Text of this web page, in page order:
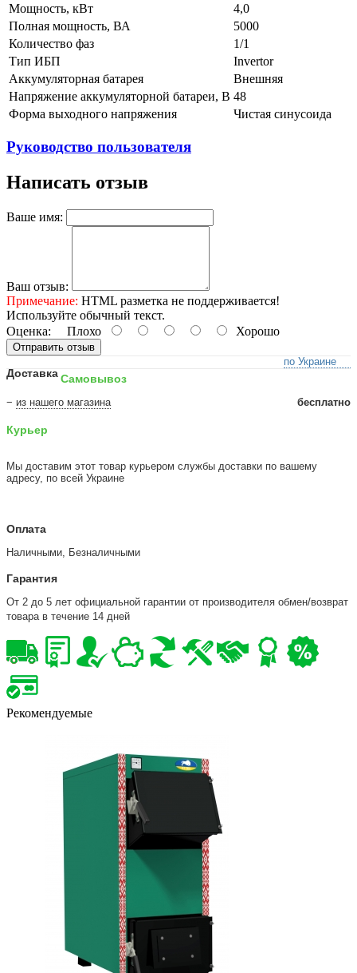
Мощность, кВт
4,0
Полная мощность, ВА
5000
Количество фаз
1/1
Тип ИБП
Invertor
Аккумуляторная батарея
Внешняя
Напряжение аккумуляторной батареи, В 48
Форма выходного напряжения
Чистая синусоида
Руководство пользователя
Написать отзыв
Ваше имя:
Ваш отзыв:
Примечание: HTML разметка не поддерживается!
Используйте обычный текст.
Оценка: Плохо Хорошо
Отправить отзыв
Доставка
по Украине
Самовывоз
− из нашего магазина бесплатно
Курьер
Мы доставим этот товар курьером службы доставки по вашему
адресу, по всей Украине
Оплата
Наличными, Безналичными
Гарантия
От 2 до 5 лет официальной гарантии от производителя обмен/возврат
товара в течение 14 дней
Рекомендуемые